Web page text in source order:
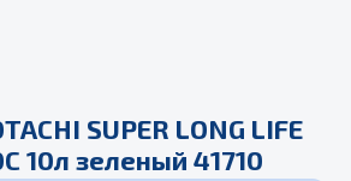
подогреватели
SUPER LONG LIFE
10л зеленый 41710